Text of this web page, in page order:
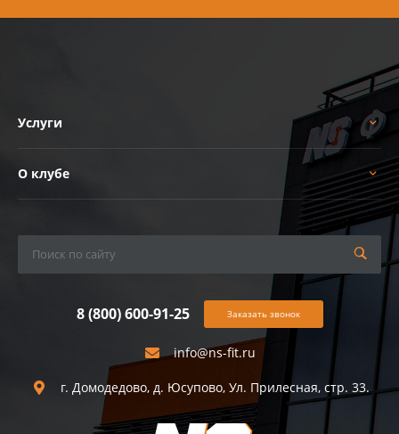
Услуги
О клубе
info@ns-fit.ru
8 (800) 600-91-25
г. Домодедово, д. Юсупово, Ул. Прилесная, стр. 33.
Заказать звонок